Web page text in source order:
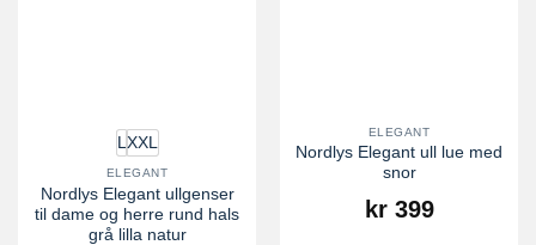
L XXL
ELEGANT
Nordlys Elegant ullgenser
til dame og herre rund hals
grå lilla natur
ELEGANT
Nordlys Elegant ull lue med
snor
kr399